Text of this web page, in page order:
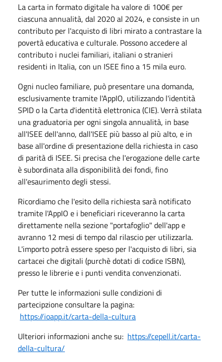
La carta in formato digitale ha valore di 100€ per
ciascuna annualità, dal 2020 al 2024, e consiste in un
contributo per l'acquisto di libri mirato a contrastare la
povertà educativa e culturale. Possono accedere al
contributo i nuclei familiari, italiani o stranieri
residenti in Italia, con un ISEE fino a 15 mila euro.
Ogni nucleo familiare, può presentare una domanda,
esclusivamente tramite l'AppIO, utilizzando l'identità
SPID o la Carta d'identità elettronica (CIE). Verrà stilata
una graduatoria per ogni singola annualità, in base
all'ISEE dell'anno, dall'ISEE più basso al più alto, e in
base all'ordine di presentazione della richiesta in caso
di parità di ISEE. Si precisa che l'erogazione delle carte
è subordinata alla disponibilità dei fondi, fino
all'esaurimento degli stessi.
Ricordiamo che l'esito della richiesta sarà notificato
tramite l'AppIO e i beneficiari riceveranno la carta
direttamente nella sezione "portafoglio" dell'app e
avranno 12 mesi di tempo dal rilascio per utilizzarla.
L'importo potrà essere speso per l'acquisto di libri, sia
cartacei che digitali (purchè dotati di codice ISBN),
presso le librerie e i punti vendita convenzionati.
Per tutte le informazioni sulle condizioni di
partecipzione consultare la pagina:
https://ioapp.it/carta-della-cultura
Ulteriori informazioni anche su: https://cepell.it/carta-
della-cultura/